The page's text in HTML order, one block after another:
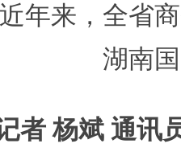
年来，全省
湖南
者 杨斌 通讯